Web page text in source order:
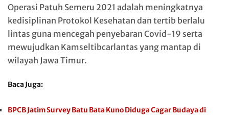
Operasi Patuh Semeru 2021 adalah meningkatnya
kedisiplinan Protokol Kesehatan dan tertib berlalu
lintas guna mencegah penyebaran Covid-19 serta
mewujudkan Kamseltibcarlantas yang mantap di
wilayah Jawa Timur.
Baca Juga:
BPCB Jatim Survey Batu Bata Kuno Diduga Cagar Budaya di